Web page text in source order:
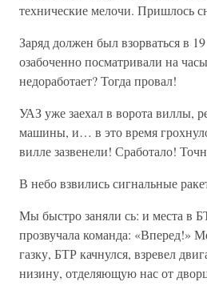
технические мелочи. Пришлось
Заряд должен был взорваться в
озабоченно посматривали на
недоработает? Тогда провал!
УАЗ уже заехал в ворота виллы,
машины, и… в это время
вилле зазвенели! Сработало!
В небо взвились сигнальные
Мы быстро заняли сь: и места в
прозвучала команда: «Вперед!»
газку, БТР качнулся, взревел
низину, отделяющую нас от